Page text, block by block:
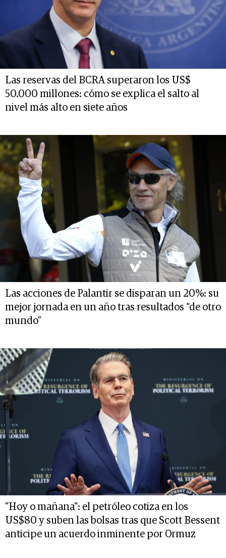
Las reservas del BCRA superaron los US$
50.000 millones: cómo se explica el salto al
nivel más alto en siete años
Las acciones de Palantir se disparan un 20%: su
mejor jornada en un año tras resultados “de otro
mundo”
"Hoy o mañana": el petróleo cotiza en los
US$80 y suben las bolsas tras que Scott Bessent
anticipe un acuerdo inminente por Ormuz